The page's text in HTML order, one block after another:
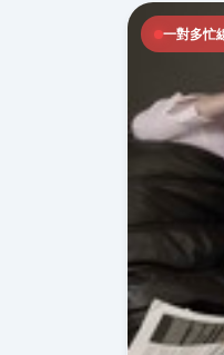
一對多忙